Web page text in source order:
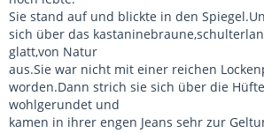
Sie stand auf und blickte in den
sich über das
glatt,von Natur
aus.Sie war nicht mit einer reichen
worden.Dann strich sie sich über die
wohlgerundet und
kamen in ihrer engen Jeans sehr zur